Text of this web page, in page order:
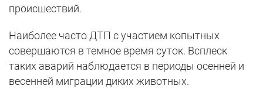
происшествий.
Наиболее часто ДТП с участием копытных
совершаются в темное время суток. Всплеск
таких аварий наблюдается в периоды осенней и
весенней миграции диких животных.